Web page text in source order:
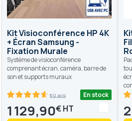
Kit Visioconférence HP 4K
+ Écran Samsung -
Fixation Murale
Système de visioconférence
comprenant écran, caméra, barre de
son et supports muraux
60 avis En stock
1 129,90€